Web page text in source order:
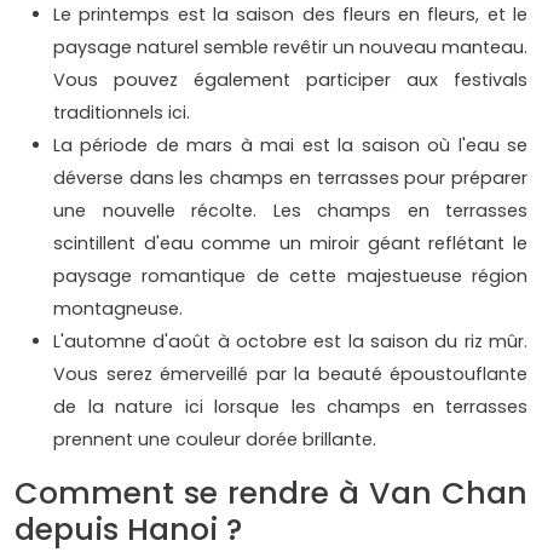
Le printemps est la saison des fleurs en fleurs, et le
paysage naturel semble revêtir un nouveau manteau.
Vous pouvez également participer aux festivals
traditionnels ici.
La période de mars à mai est la saison où l'eau se
déverse dans les champs en terrasses pour préparer
une nouvelle récolte. Les champs en terrasses
scintillent d'eau comme un miroir géant reflétant le
paysage romantique de cette majestueuse région
montagneuse.
L'automne d'août à octobre est la saison du riz mûr.
Vous serez émerveillé par la beauté époustouflante
de la nature ici lorsque les champs en terrasses
prennent une couleur dorée brillante.
Comment se rendre à Van Chan
depuis Hanoi ?